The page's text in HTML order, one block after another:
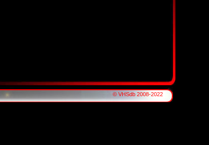
© VHSdb 2008-2022